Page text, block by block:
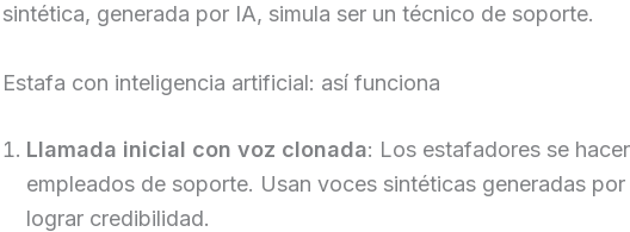
sintética, generada por IA, simula ser un técnico de soporte.
Estafa con inteligencia artificial: así funciona
Llamada inicial con voz clonada: Los estafadores se
empleados de soporte. Usan voces sintéticas generadas por
lograr credibilidad.